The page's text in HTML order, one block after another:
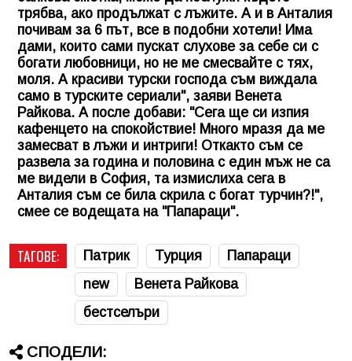
трябва, ако продължат с лъжите. А и в Анталия
почивам за 6 път, все в подобни хотели! Има
дами, които сами пускат слухове за себе си с
богати любовници, но не ме смесвайте с тях,
моля. А красиви турски господа съм виждала
само в турските сериали", заяви Венета
Райкова. А после добави: "Сега ще си изпия
кафенцето на спокойствие! Много мразя да ме
замесват в лъжи и интриги! Откакто съм се
развела за година и половина с един мъж не са
ме видели в София, та измислиха сега в
Анталия съм се била скрила с богат турчин?!",
смее се водещата на "Папараци".
ТАГОВЕ: Патрик Турция
Папараци
new
Венета Райкова
бестселъри
СПОДЕЛИ: